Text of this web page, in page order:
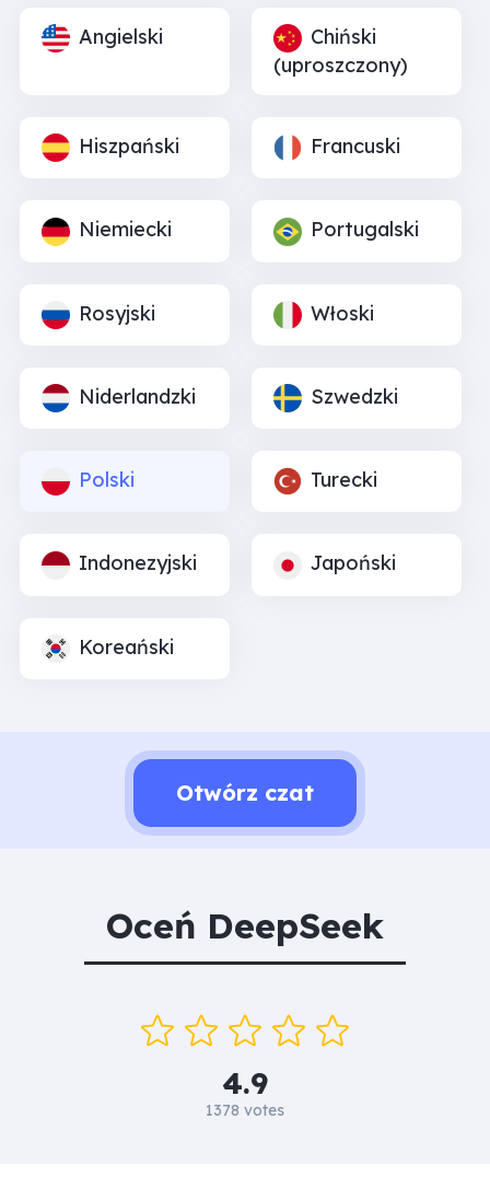
Angielski
Chiński
(uproszczony)
Hiszpański Francuski
Niemiecki Portugalski
Rosyjski Włoski
Niderlandzki Szwedzki
Polski Turecki
Indonezyjski Japoński
Koreański
Otwórz czat
Oceń DeepSeek
4.9
1378 votes